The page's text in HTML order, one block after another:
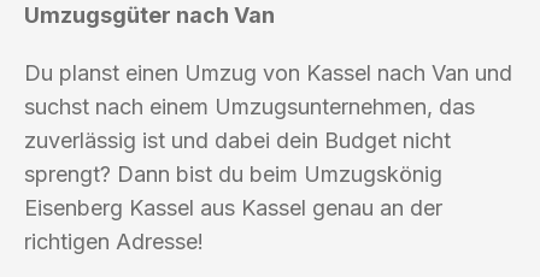
Umzugsgüter nach Van
Du planst einen Umzug von Kassel nach Van und
suchst nach einem Umzugsunternehmen, das
zuverlässig ist und dabei dein Budget nicht
sprengt? Dann bist du beim Umzugskönig
Eisenberg Kassel aus Kassel genau an der
richtigen Adresse!